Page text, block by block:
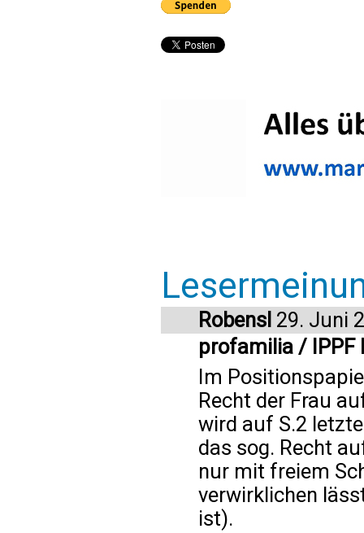
Robensl 29. Juni
profamilia / IPPF
Im
Recht der Frau
wird auf S.2
das sog. Recht
nur mit freiem
verwirklichen
ist).